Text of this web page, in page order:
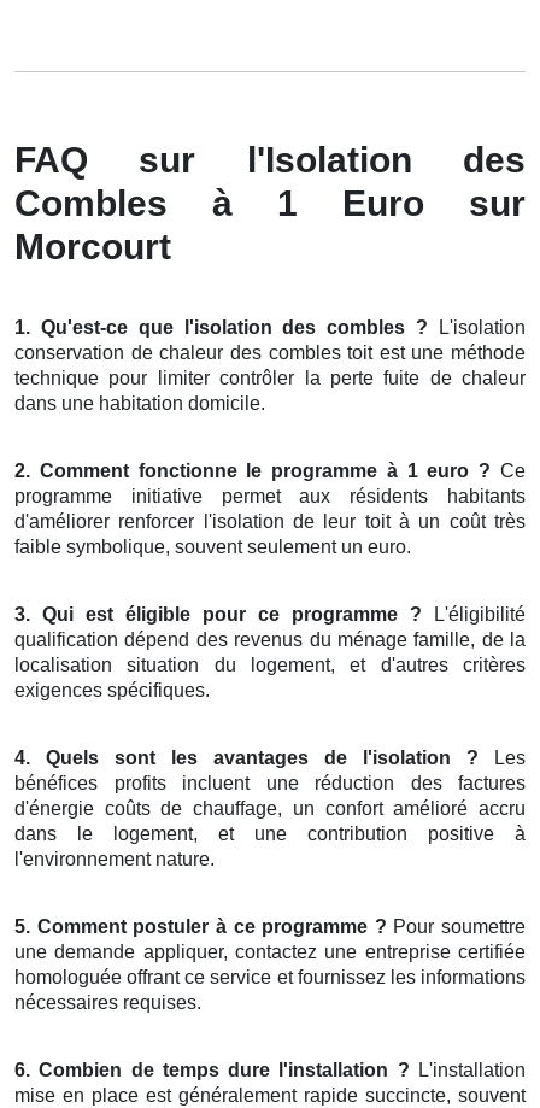
FAQ sur l'Isolation des
Combles à 1 Euro sur
Morcourt
1. Qu'est-ce que l'isolation des combles ? L'isolation
conservation de chaleur des combles toit est une méthode
technique pour limiter contrôler la perte fuite de chaleur
dans une habitation domicile.
2. Comment fonctionne le programme à 1 euro ? Ce
programme initiative permet aux résidents habitants
d'améliorer renforcer l'isolation de leur toit à un coût très
faible symbolique, souvent seulement un euro.
3. Qui est éligible pour ce programme ? L'éligibilité
qualification dépend des revenus du ménage famille, de la
localisation situation du logement, et d'autres critères
exigences spécifiques.
4. Quels sont les avantages de l'isolation ? Les
bénéfices profits incluent une réduction des factures
d'énergie coûts de chauffage, un confort amélioré accru
dans le logement, et une contribution positive à
l'environnement nature.
5. Comment postuler à ce programme ? Pour soumettre
une demande appliquer, contactez une entreprise certifiée
homologuée offrant ce service et fournissez les informations
nécessaires requises.
6. Combien de temps dure l'installation ? L'installation
mise en place est généralement rapide succincte, souvent